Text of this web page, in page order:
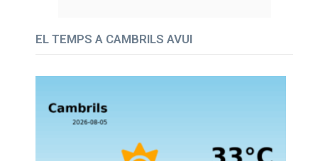
EL TEMPS A CAMBRILS AVUI